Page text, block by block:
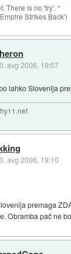
There is no 'try'. "
Strikes Back')
avg 2006, 19:07
lahko Slovenija
avg 2006, 19:10
premaga
Obramba pač ne